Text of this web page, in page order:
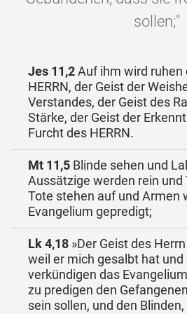
sollen;"
Jes 11,2Auf ihm wird ruhen
HERRN, der Geist der
Verstandes, der Geist des
Stärke, der Geist der
Furcht des HERRN.
Mt 11,5 Blinde sehen und
Aussätzige werden rein und
Tote stehen auf und Armen
Evangelium gepredigt;
Lk 4,18 »Der Geist des
weil er mich gesalbt hat und
verkündigen das
zu predigen den
sein sollen, und den